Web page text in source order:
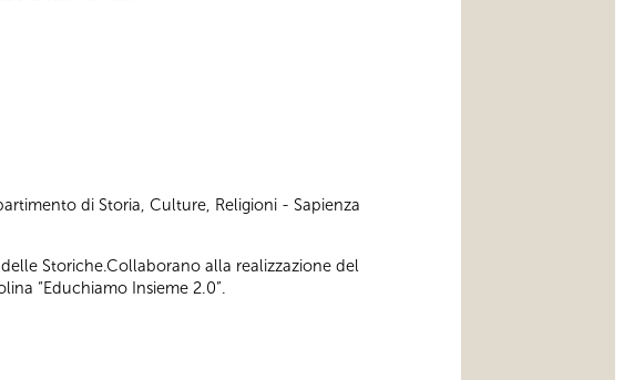
di Storia, Culture, Religioni - Sapienza
Storiche.Collaborano alla realizzazione del
“Educhiamo Insieme 2.0”.